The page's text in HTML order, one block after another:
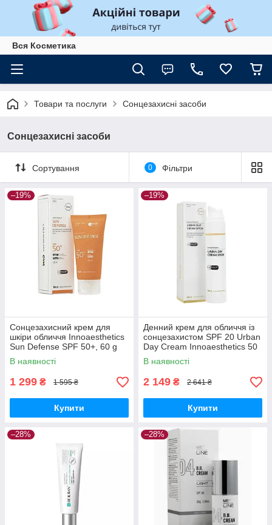
Вся Косметика
Товари та послуги Сонцезахисні засоби
Сонцезахисні засоби
Сортування 0 Фільтри
–19%
Сонцезахисний крем для
шкіри обличчя Innoaesthetics
Sun Defense SPF 50+, 60 g
В наявності
1 299 ₴ 1 595 ₴
Купити
–19%
Денний крем для обличчя із
сонцезахистом SPF 20 Urban
Day Cream Innoaesthetics 50
мл
В наявності
2 149 ₴ 2 641 ₴
Купити
–28% –28%